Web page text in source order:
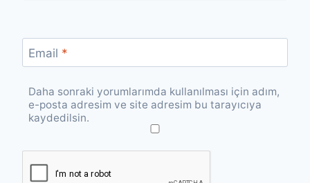
Email *
Daha sonraki yorumlarımda kullanılması için adım,
e-posta adresim ve site adresim bu tarayıcıya
kaydedilsin.